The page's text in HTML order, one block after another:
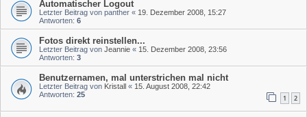
Automatischer Logout
Letzter Beitrag von panther « 19. Dezember 2008, 15:27
Antworten: 6
Fotos direkt reinstellen...
Letzter Beitrag von Jeannie « 15. Dezember 2008, 23:56
Antworten: 3
Benutzernamen, mal unterstrichen mal nicht
Letzter Beitrag von Kristall « 15. August 2008, 22:42
Antworten: 25 1 2